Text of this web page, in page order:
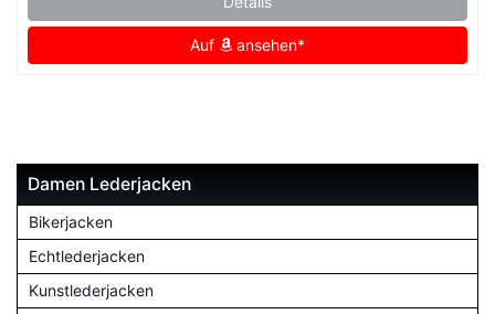
Auf ansehen*
Damen Lederjacken
Bikerjacken
Echtlederjacken
Kunstlederjacken